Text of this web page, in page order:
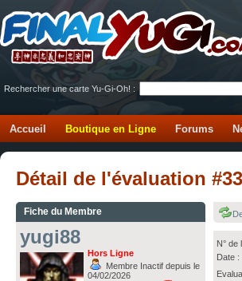
Rechercher une carte Yu-Gi-Oh! :
Accueil Boutique en Ligne Forums
Détail de l'évaluation
Fiche du Membre
yugi88
Hors Ligne
Membre Inactif depuis le
04/02/2026
N° de
Date :